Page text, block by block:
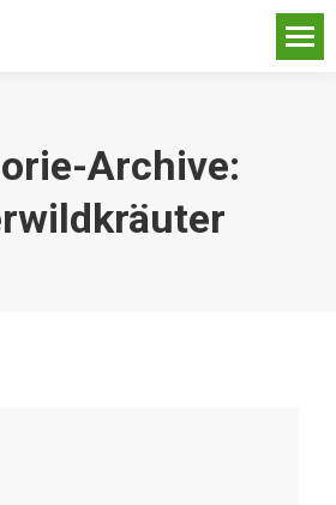
Archive: